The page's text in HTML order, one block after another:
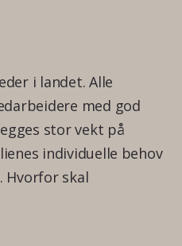
i landet. Alle
med god
stor vekt på
individuelle behov
Hvorfor skal